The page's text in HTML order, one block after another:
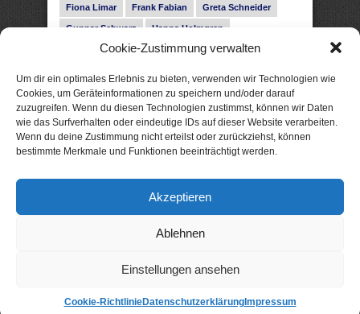
Cookie-Zustimmung verwalten
Um dir ein optimales Erlebnis zu bieten, verwenden wir Technologien wie
Cookies, um Geräteinformationen zu speichern und/oder darauf
zuzugreifen. Wenn du diesen Technologien zustimmst, können wir Daten
wie das Surfverhalten oder eindeutige IDs auf dieser Website verarbeiten.
Wenn du deine Zustimmung nicht erteilst oder zurückziehst, können
bestimmte Merkmale und Funktionen beeinträchtigt werden.
Akzeptieren
Ablehnen
Einstellungen ansehen
Cookie-RichtlinieDatenschutzerklärungImpressum
Fiona Limar Frank Fabian Greta Schneider
Gunnar Schwarz Hanna Holmgren
Heike Fröhling Ina Glahe Ivo Pala J. Vellguth
Leonie Haubrich Lilly Labord Livia Pipes
Malin Blunk Marcus Hünnebeck Martin Krist
Melisa Schwermer Nele Bruun Nika Lubitsch
Noah Fitz Nora Amelie René Junge
Subina Giuletti